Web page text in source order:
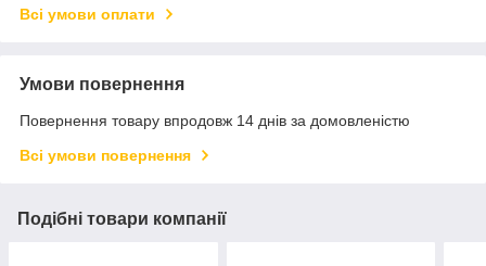
Всі умови оплати
Умови повернення
Повернення товару впродовж 14 днів за домовленістю
Всі умови повернення
Подібні товари компанії